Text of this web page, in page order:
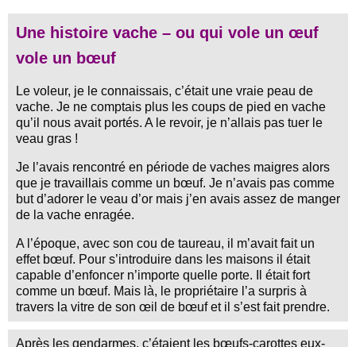
Une histoire vache – ou qui vole un œuf
vole un bœuf
Le voleur, je le connaissais, c’était une vraie peau de
vache. Je ne comptais plus les coups de pied en vache
qu’il nous avait portés. A le revoir, je n’allais pas tuer le
veau gras !
Je l’avais rencontré en période de vaches maigres alors
que je travaillais comme un bœuf. Je n’avais pas comme
but d’adorer le veau d’or mais j’en avais assez de manger
de la vache enragée.
A l’époque, avec son cou de taureau, il m’avait fait un
effet bœuf. Pour s’introduire dans les maisons il était
capable d’enfoncer n’importe quelle porte. Il était fort
comme un bœuf. Mais là, le propriétaire l’a surpris à
travers la vitre de son œil de bœuf et il s’est fait prendre.
Après les gendarmes, c’étaient les bœufs-carottes eux-